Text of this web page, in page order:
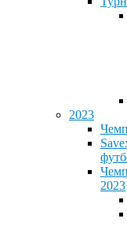
2023
2023